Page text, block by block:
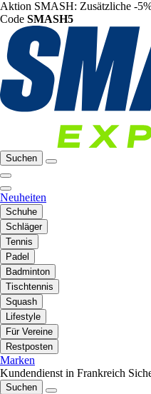
Aktion SMASH: Zusätzliche -
Code SMASH5
Suchen
Neuheiten
Schuhe
Schläger
Tennis
Padel
Badminton
Tischtennis
Squash
Lifestyle
Für Vereine
Restposten
Marken
Kundendienst in Frankreich
Suchen